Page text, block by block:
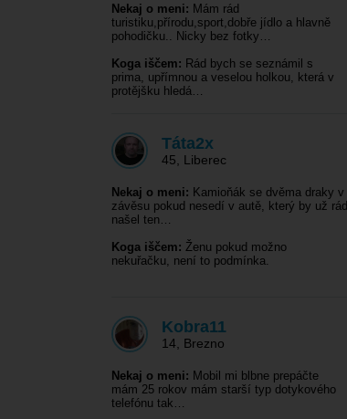
Nekaj o meni: Mám rád
turistiku,přírodu,sport,dobře jídlo a hlavně
pohodičku.. Nicky bez fotky…
Koga iščem: Rád bych se seznámil s
prima, upřímnou a veselou holkou, která v
protějšku hledá…
Táta2x
45 Liberec
Nekaj o meni: Kamioňák se dvěma draky v
závěsu pokud nesedí v autě, který by už rád
našel ten…
Koga iščem: Ženu pokud možno
nekuřačku, není to podmínka.
Kobra11
14 Brezno
Nekaj o meni: Mobil mi blbne prepáčte
mám 25 rokov mám starší typ dotykového
telefónu tak…